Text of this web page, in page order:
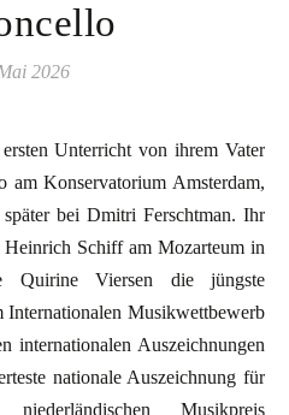
2026
am Konservatorium Amsterdam,
bei Dmitri Ferschtman. Ihr
Schiff am Mozarteum in
Quirine Viersen die jüngste
Internationalen Musikwettbewerb
internationalen Auszeichnungen
nationale Auszeichnung für
Musikpreis